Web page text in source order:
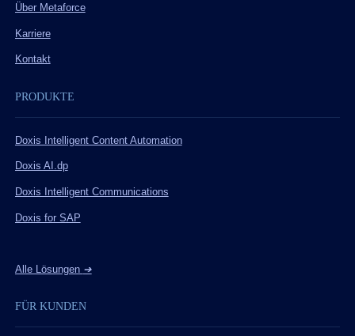
Über Metaforce
Karriere
Kontakt
PRODUKTE
Doxis Intelligent Content Automation
Doxis AI.dp
Doxis Intelligent Communications
Doxis for SAP
Alle Lösungen ➔
FÜR KUNDEN